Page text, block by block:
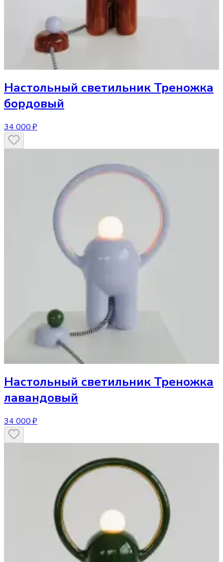
Настольный светильник Треножка
бордовый
34 000 ₽
Настольный светильник Треножка
лавандовый
34 000 ₽